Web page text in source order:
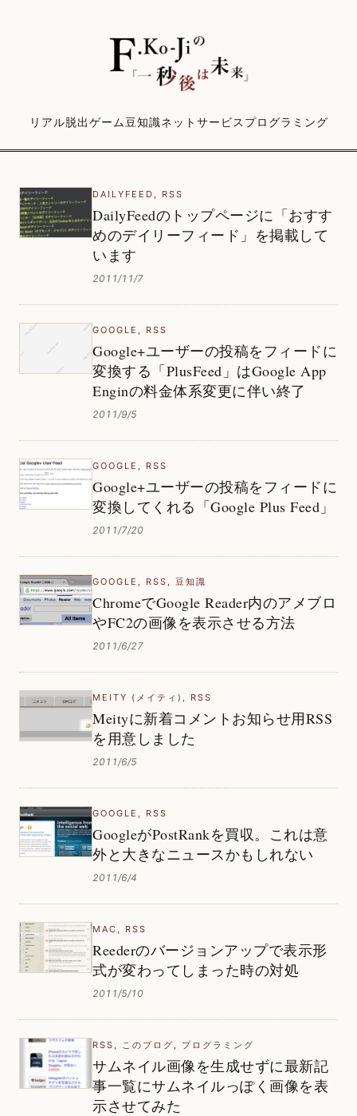
リアル脱出ゲーム豆知識ネットサービス プログラミング
DAILYFEED , RSS
DailyFeedのトップページに「おすす
めのデイリーフィード」を掲載して
います
2011/11/7
GOOGLE , RSS
Google+ユーザーの投稿をフィードに
変換する「PlusFeed」はGoogle App
Enginの料金体系変更に伴い終了
2011/9/5
GOOGLE , RSS
Google+ユーザーの投稿をフィードに
変換してくれる「Google Plus Feed」
2011/7/20
GOOGLE , RSS , 豆知識
ChromeでGoogle Reader内のアメブロ
やFC2の画像を表示させる方法
2011/6/27
MEITY (メイティ) , RSS
Meityに新着コメントお知らせ用RSS
を用意しました
2011/6/5
GOOGLE , RSS
GoogleがPostRankを買収。これは意
外と大きなニュースかもしれない
2011/6/4
MAC , RSS
Reederのバージョンアップで表示形
式が変わってしまった時の対処
2011/5/10
RSS , このブログ , プログラミング
サムネイル画像を生成せずに最新記
事一覧にサムネイルっぽく画像を表
示させてみた